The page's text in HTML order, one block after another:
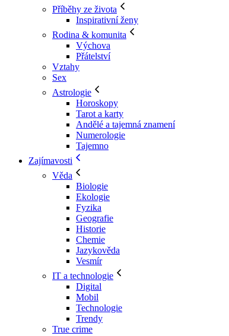
Příběhy ze života
Inspirativní ženy
Rodina & komunita
Výchova
Přátelství
Vztahy
Sex
Astrologie
Horoskopy
Tarot a karty
Andělé a tajemná znamení
Numerologie
Tajemno
Zajímavosti
Věda
Biologie
Ekologie
Fyzika
Geografie
Historie
Chemie
Jazykověda
Vesmír
IT a technologie
Digital
Mobil
Technologie
Trendy
True crime